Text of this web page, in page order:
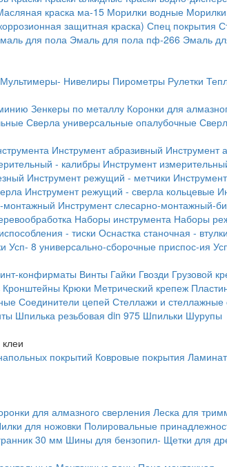
краска ма-15 Морилки водные
защитная краска) Спец покрытия
для пола Эмаль для пола пф-266 Эмаль
Мультимеры- Нивелиры Пирометры Рулетки
Зенкеры по металлу Коронки для
Сверла универсальные опалубочные
Инструмент абразивный Инструмент
- калибры Инструмент
Инструмент режущий - метчики
Инструмент режущий - сверла кольцевые
монтажный Инструмент слесарно-монтажный-
Наборы инструмента Наборы
- тиски Оснастка станочная -
Усп- 8 универсально-сборочные приспос-ия
конфирматы Винты Гайки Гвозди Грузовой
Кронштейны Крюки Метрический крепеж
Соединители цепей Стеллажи и стеллажные
Шпилька резьбовая din 975 Шпильки Шурупы
покрытий Ковровые покрытия Ламинат
для алмазного сверления Леска для
для ножовки Полировальные
30 мм Шины для бензопил- Щетки для